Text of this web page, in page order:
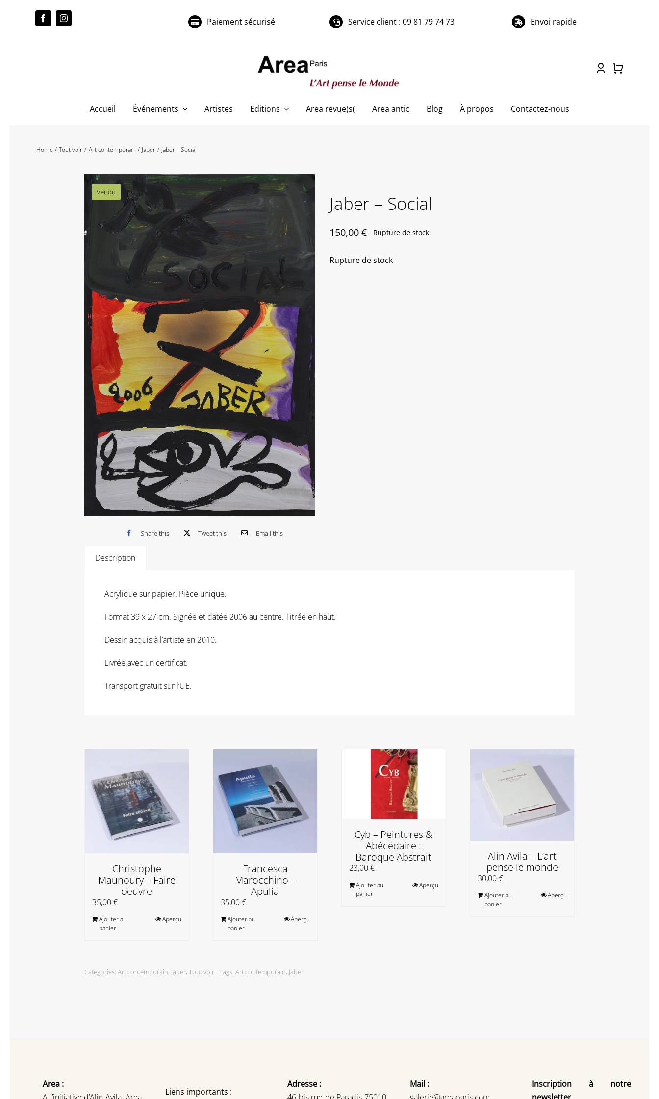
Paiement sécurisé Service client : 09 81 79 74 73 Envoi rapide
Accueil Événements Artistes Éditions Area revue)s( Area antic Blog À propos Contactez-nous
Home Tout voir Art contemporain Jaber Jaber – Social
Vendu
Share this Tweet this Email this
Jaber – Social
150,00€ Rupture de stock
Rupture de stock
Description
Acrylique sur papier. Pièce unique.
Format 39 x 27 cm. Signée et datée 2006 au centre. Titrée en haut.
Dessin acquis à l’artiste en 2010.
Livrée avec un certificat.
Transport gratuit sur l’UE.
Christophe
Maunoury – Faire
oeuvre
35,00€
Ajouter au
panier
Aperçu
Francesca
Marocchino –
Apulia
35,00€
Ajouter au
panier
Aperçu
Cyb – Peintures &
Abécédaire :
Baroque Abstrait
23,00€
Ajouter au
panier
Aperçu
Alin Avila – L’art
pense le monde
30,00€
Ajouter au
panier
Aperçu
Categories: Art contemporain, Jaber, Tout voir Tags: Art contemporain, Jaber
Area :
Liens importants :
Adresse :
Mail :
Inscription à notre